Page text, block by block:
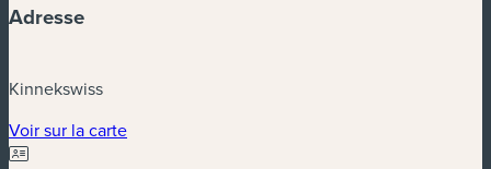
Adresse
Kinnekswiss
Voir sur la carte(nouvelle fenêtre)